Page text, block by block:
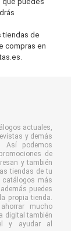
tiendas de
compras en
actuales,
y demás
Así podemos
de
y también
tiendas de tu
catálogos más
puedes
propia tienda.
mucho
digital también
y ayudar al